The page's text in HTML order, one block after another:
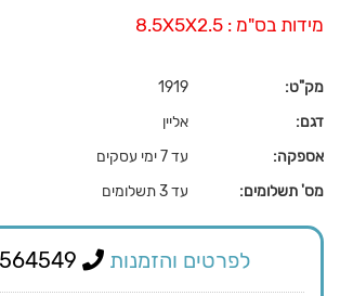
מידות בס"מ : 8.5X5X2.5
מק"ט:
1919
דגם:
אליין
אספקה:
עד 7 ימי עסקים
מס' תשלומים:
עד 3 תשלומים
לפרטים והזמנות